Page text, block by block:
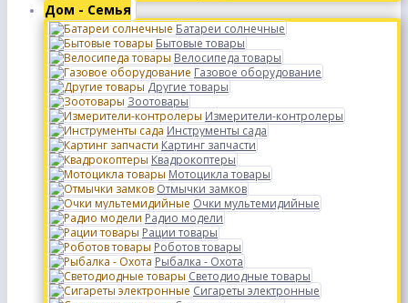
Дом - Семья
Батареи солнечные
Бытовые товары
Велосипеда товары
Газовое оборудование
Другие товары
Зоотовары
Измерители-контролеры
Инструменты сада
Картинг запчасти
Квадрокоптеры
Мотоцикла товары
Отмычки замков
Очки мультемидийные
Радио модели
Рации товары
Роботов товары
Рыбалка - Охота
Светодиодные товары
Сигареты электронные